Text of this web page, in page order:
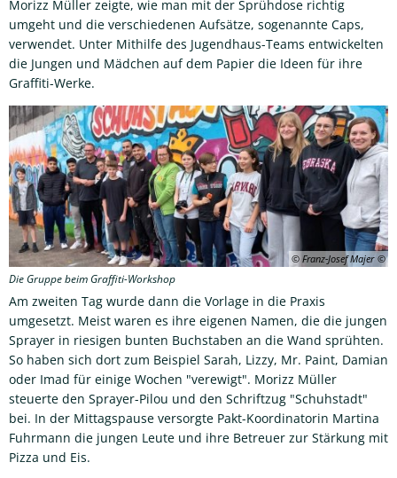
Morizz Müller zeigte, wie man mit der Sprühdose richtig
umgeht und die verschiedenen Aufsätze, sogenannte Caps,
verwendet. Unter Mithilfe des Jugendhaus-Teams entwickelten
die Jungen und Mädchen auf dem Papier die Ideen für ihre
Graffiti-Werke.
© Franz-Josef Majer
Die Gruppe beim Graffiti-Workshop
Am zweiten Tag wurde dann die Vorlage in die Praxis
umgesetzt. Meist waren es ihre eigenen Namen, die die jungen
Sprayer in riesigen bunten Buchstaben an die Wand sprühten.
So haben sich dort zum Beispiel Sarah, Lizzy, Mr. Paint, Damian
oder Imad für einige Wochen "verewigt". Morizz Müller
steuerte den Sprayer-Pilou und den Schriftzug "Schuhstadt"
bei. In der Mittagspause versorgte Pakt-Koordinatorin Martina
Fuhrmann die jungen Leute und ihre Betreuer zur Stärkung mit
Pizza und Eis.